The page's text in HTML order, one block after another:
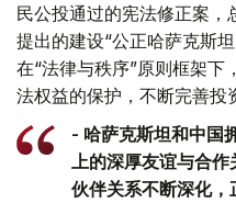
民公投通过的宪法修正案，
提出的建设“公正哈萨克斯
在“法律与秩序”原则框架下
法权益的保护，不断完善投
- 哈萨克斯坦和中国
上的深厚友谊与合
伙伴关系不断深化，